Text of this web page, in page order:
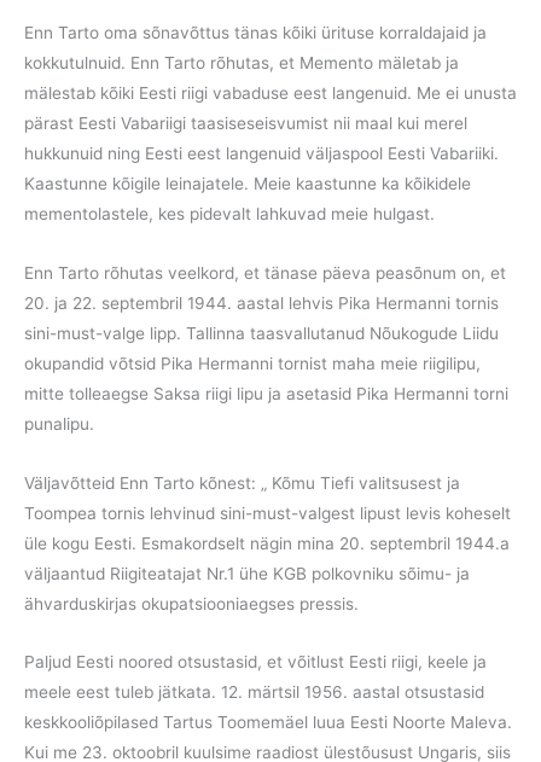
Enn Tarto oma sõnavõttus tänas kõiki ürituse korraldajaid ja
kokkutulnuid. Enn Tarto rõhutas, et Memento mäletab ja
mälestab kõiki Eesti riigi vabaduse eest langenuid. Me ei unusta
pärast Eesti Vabariigi taasiseseisvumist nii maal kui merel
hukkunuid ning Eesti eest langenuid väljaspool Eesti Vabariiki.
Kaastunne kõigile leinajatele. Meie kaastunne ka kõikidele
mementolastele, kes pidevalt lahkuvad meie hulgast.
Enn Tarto rõhutas veelkord, et tänase päeva peasõnum on, et
20. ja 22. septembril 1944. aastal lehvis Pika Hermanni tornis
sini-must-valge lipp. Tallinna taasvallutanud Nõukogude Liidu
okupandid võtsid Pika Hermanni tornist maha meie riigilipu,
mitte tolleaegse Saksa riigi lipu ja asetasid Pika Hermanni torni
punalipu.
Väljavõtteid Enn Tarto kõnest: „ Kõmu Tiefi valitsusest ja
Toompea tornis lehvinud sini-must-valgest lipust levis koheselt
üle kogu Eesti. Esmakordselt nägin mina 20. septembril 1944.a
väljaantud Riigiteatajat Nr.1 ühe KGB polkovniku sõimu- ja
ähvarduskirjas okupatsiooniaegses pressis.
Paljud Eesti noored otsustasid, et võitlust Eesti riigi, keele ja
meele eest tuleb jätkata. 12. märtsil 1956. aastal otsustasid
keskkooliõpilased Tartus Toomemäel luua Eesti Noorte Maleva.
Kui me 23. oktoobril kuulsime raadiost ülestõusust Ungaris, siis